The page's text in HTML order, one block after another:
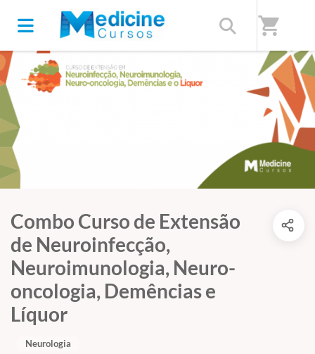
shopping_cart
Combo Curso de Extensão
de Neuroinfecção,
Neuroimunologia, Neuro-
oncologia, Demências e
Líquor
Neurologia